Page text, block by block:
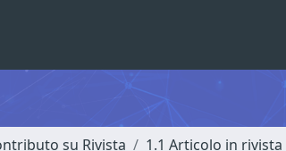
su Rivista 1.1 Articolo in rivista